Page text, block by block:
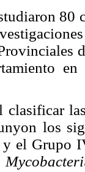
clasificar
los
el Grupo